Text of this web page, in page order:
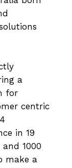
a
for
centric
in 19
1000
make a